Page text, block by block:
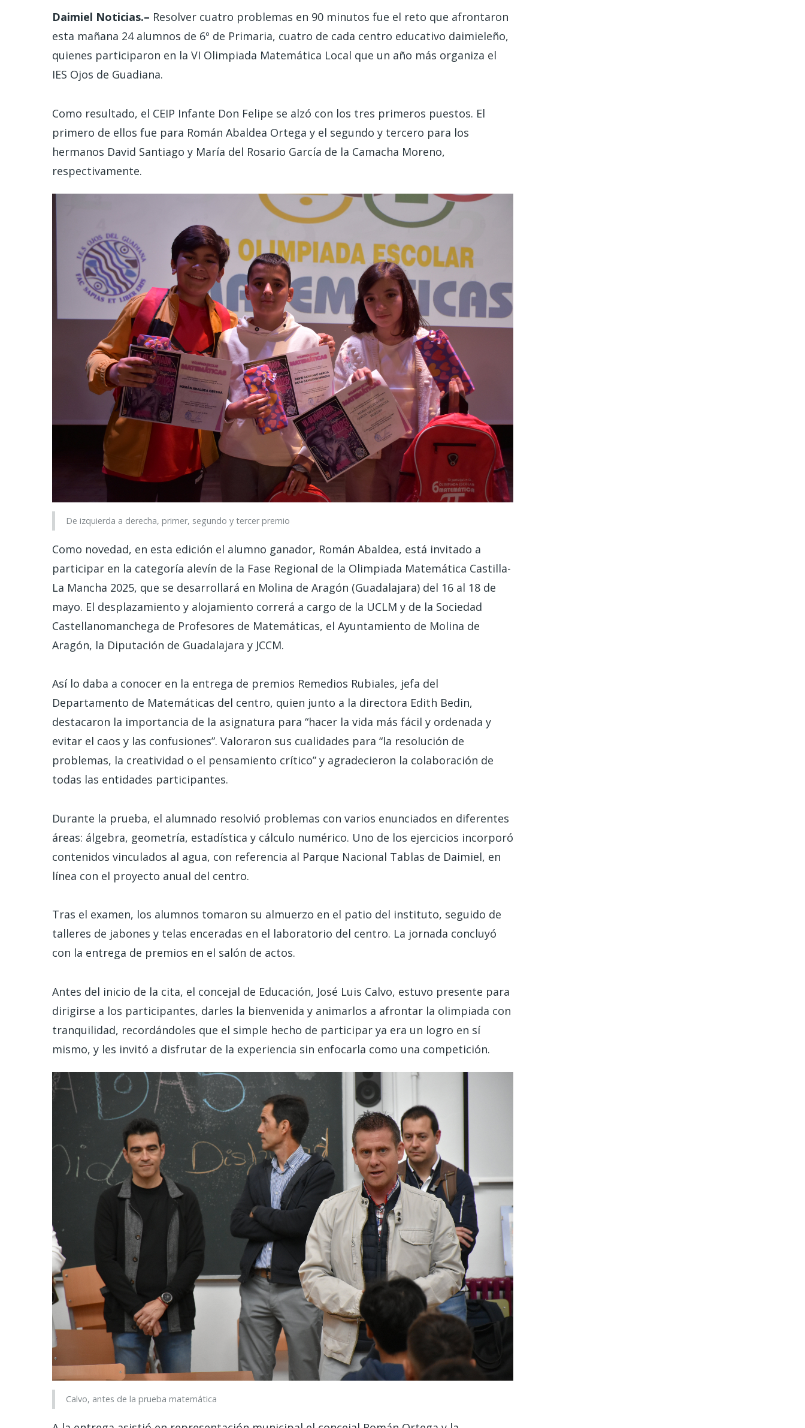
Daimiel Noticias.– Resolver cuatro problemas en 90 minutos fue el reto que afrontaron
esta mañana 24 alumnos de 6º de Primaria, cuatro de cada centro educativo daimieleño,
quienes participaron en la VI Olimpiada Matemática Local que un año más organiza el
IES Ojos de Guadiana.
Como resultado, el CEIP Infante Don Felipe se alzó con los tres primeros puestos. El
primero de ellos fue para Román Abaldea Ortega y el segundo y tercero para los
hermanos David Santiago y María del Rosario García de la Camacha Moreno,
respectivamente.
De izquierda a derecha, primer, segundo y tercer premio
Como novedad, en esta edición el alumno ganador, Román Abaldea, está invitado a
participar en la categoría alevín de la Fase Regional de la Olimpiada Matemática Castilla-
La Mancha 2025, que se desarrollará en Molina de Aragón (Guadalajara) del 16 al 18 de
mayo. El desplazamiento y alojamiento correrá a cargo de la UCLM y de la Sociedad
Castellanomanchega de Profesores de Matemáticas, el Ayuntamiento de Molina de
Aragón, la Diputación de Guadalajara y JCCM.
Así lo daba a conocer en la entrega de premios Remedios Rubiales, jefa del
Departamento de Matemáticas del centro, quien junto a la directora Edith Bedin,
destacaron la importancia de la asignatura para “hacer la vida más fácil y ordenada y
evitar el caos y las confusiones”. Valoraron sus cualidades para “la resolución de
problemas, la creatividad o el pensamiento crítico” y agradecieron la colaboración de
todas las entidades participantes.
Durante la prueba, el alumnado resolvió problemas con varios enunciados en diferentes
áreas: álgebra, geometría, estadística y cálculo numérico. Uno de los ejercicios incorporó
contenidos vinculados al agua, con referencia al Parque Nacional Tablas de Daimiel, en
línea con el proyecto anual del centro.
Tras el examen, los alumnos tomaron su almuerzo en el patio del instituto, seguido de
talleres de jabones y telas enceradas en el laboratorio del centro. La jornada concluyó
con la entrega de premios en el salón de actos.
Antes del inicio de la cita, el concejal de Educación, José Luis Calvo, estuvo presente para
dirigirse a los participantes, darles la bienvenida y animarlos a afrontar la olimpiada con
tranquilidad, recordándoles que el simple hecho de participar ya era un logro en sí
mismo, y les invitó a disfrutar de la experiencia sin enfocarla como una competición.
Calvo, antes de la prueba matemática